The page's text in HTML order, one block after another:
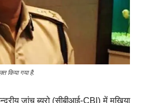
किया गया है.
जांच ब्यूरो (सीबीआई-CBI) में मुखिया